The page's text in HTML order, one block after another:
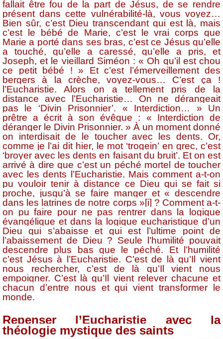
fallait être fou de la part de Jésus, de se rendre
présent dans cette vulnérabilité-là, vous voyez…
Bien sûr, c’est Dieu transcendant qui est là, mais
c’est le bébé de Marie, c’est le vrai corps que
Marie a porté dans ses bras, c’est ce Jésus qu’elle
a touché, qu’elle a caressé, qu’elle a pris, et
Joseph, et le vieillard Siméon : « Oh qu’il est chou
ce petit bébé ! » Et c’est l’émerveillement des
bergers à la crèche, voyez-vous… C’est ça !
l’Eucharistie. Alors on a tellement pris de la
distance avec l’Eucharistie… On ne dérangeait
pas le ‘Divin Prisonnier’. « Interdiction… » Un
prêtre a écrit à son évêque : « Interdiction de
déranger le Divin Prisonnier. » À un moment donné
on interdisait de le toucher avec les dents. Or,
comme je l’ai dit hier, le mot ‘trogein’ en grec, c’est
‘broyer avec les dents en faisant du bruit’. Et on est
arrivé à dire que c’est un péché mortel de toucher
avec les dents l’Eucharistie. Mais comment a-t-on
pu vouloir tenir à distance ce Dieu qui se fait si
proche, jusqu’à se faire manger et « descendre
dans les latrines de notre corps »[i] ? Comment a-t-
on pu faire pour ne pas rentrer dans la logique
évangélique et dans la logique eucharistique d’un
Dieu qui s’abaisse et qui est l’ultime point de
l’abaissement de Dieu ? Seule l’humilité pouvait
descendre plus bas que le péché. Et l’humilité
c’est Jésus à l’Eucharistie. C’est de là qu’Il vient
nous rechercher, c’est de là qu’Il vient nous
empoigner. C’est là qu’Il vient relever chacune et
chacun d’entre nous et qui vient transformer le
monde.
Repenser l’Eucharistie avec la
théologie mystique des saints